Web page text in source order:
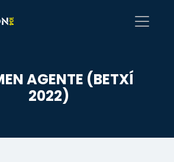
AGENTE (BETXÍ
2022)